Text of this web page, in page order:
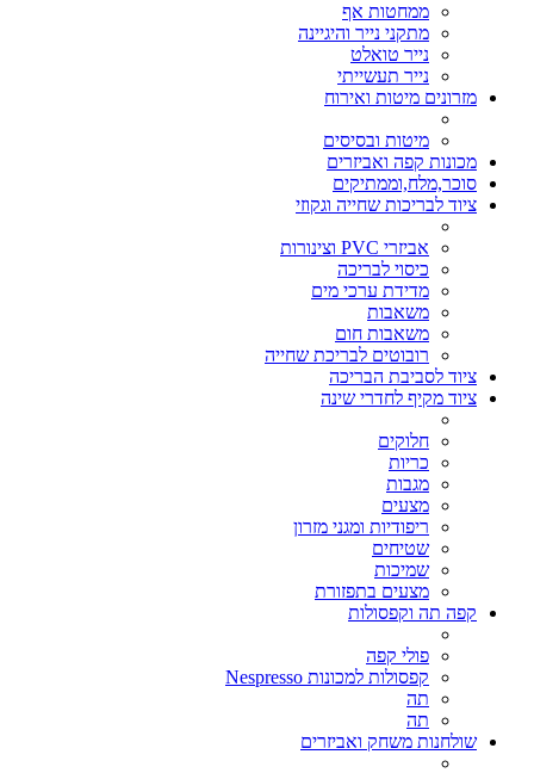
ממחטות אף
מתקני נייר והיגיינה
נייר טואלט
נייר תעשייתי
מזרונים מיטות ואירוח
מיטות ובסיסים
מכונות קפה ואביזרים
סוכר,מלח,וממתיקים
ציוד לבריכות שחייה וגקוזי
אביזרי PVC וצינורות
כיסוי לבריכה
מדידת ערכי מים
משאבות
משאבות חום
רובוטים לבריכת שחייה
ציוד לסביבת הבריכה
ציוד מקיף לחדרי שינה
חלוקים
כריות
מגבות
מצעים
ריפודיות ומגני מזרון
שטיחים
שמיכות
מצעים בתפזורת
קפה תה וקפסולות
פולי קפה
קפסולות למכונות Nespresso
תה
תה
שולחנות משחק ואביזרים